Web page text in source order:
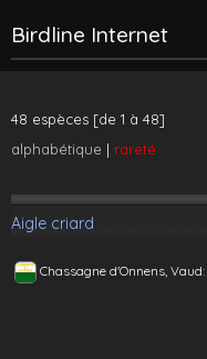
Birdline Internet
48 espèces [de 1 à 48]
alphabétique | rareté
Aigle criard
Chassagne d'Onnens, Vaud: